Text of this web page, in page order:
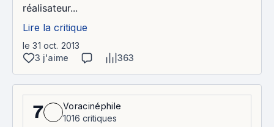
réalisateur...
Lire la critique
le 31 oct. 2013
3 j'aime
363
7
Voracinéphile
1016 critiques